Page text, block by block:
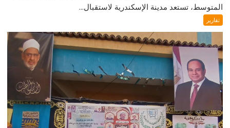
المتوسط، تستعد مدينة الإسكندرية لاستقبال...
تقارير